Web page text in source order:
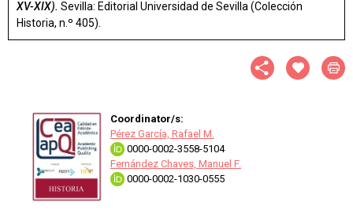
XV-XIX). Sevilla: Editorial Universidad de Sevilla (Colección
Historia, n.º 405).
Coordinator/s:
Pérez García, Rafael M.
0000-0002-3558-5104
Fernández Chaves, Manuel F.
0000-0002-1030-0555